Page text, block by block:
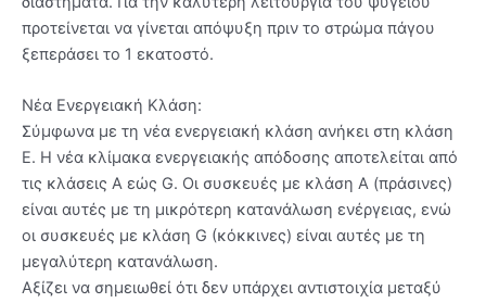
προτείνεται να γίνεται απόψυξη πριν το στρώμα πάγου
ξεπεράσει το 1 εκατοστό.
Νέα Ενεργειακή Κλάση:
Σύμφωνα με τη νέα ενεργειακή κλάση ανήκει στη κλάση
E. Η νέα κλίμακα ενεργειακής απόδοσης αποτελείται από
τις κλάσεις A εώς G. Οι συσκευές με κλάση Α (πράσινες)
είναι αυτές με τη μικρότερη κατανάλωση ενέργειας, ενώ
οι συσκευές με κλάση G (κόκκινες) είναι αυτές με τη
μεγαλύτερη κατανάλωση.
Αξίζει να σημειωθεί ότι δεν υπάρχει αντιστοιχία μεταξύ